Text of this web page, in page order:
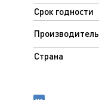
Срок годности
Производитель
Страна